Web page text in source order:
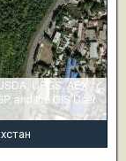
USGS, AEX,
and the GIS User